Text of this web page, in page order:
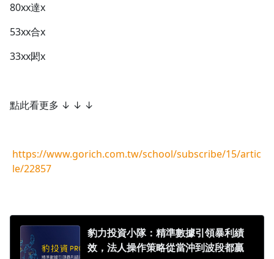
80xx達x
53xx合x
33xx閎x
點此看更多 ↓ ↓ ↓
https://www.gorich.com.tw/school/subscribe/15/artic
le/22857
豹力投資小隊：精準數據引領暴利績
效，法人操作策略從當沖到波段都贏